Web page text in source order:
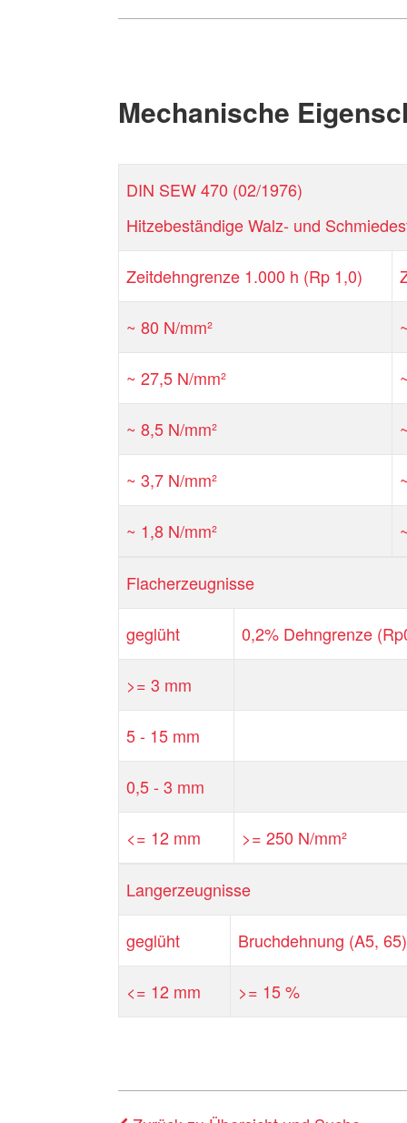
Mechanische
DIN SEW 470 (02/1976)
Hitzebeständige Walz- und
Zeitdehngrenze 1.000 h (Rp 1,0)
~ 80 N/mm²
~ 27,5 N/mm²
~ 8,5 N/mm²
~ 3,7 N/mm²
~ 1,8 N/mm²
Flacherzeugnisse
geglüht 0,2% Dehngrenze
>= 3 mm
5 - 15 mm
0,5 - 3 mm
<= 12 mm >= 250 N/mm²
Langerzeugnisse
geglüht Bruchdehnung (A5, 65)
<= 12 mm >= 15 %